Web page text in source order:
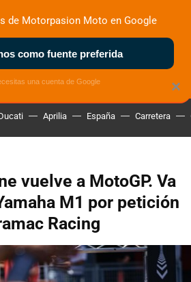
DEPORTIVAS MOTOS ELÉCTRICAS
Aprilia España Carretera
vuelve a MotoGP. Va
M1 por petición
Racing
×
de Motorpasion Moto en Google
como fuente preferida
una cuenta de Google